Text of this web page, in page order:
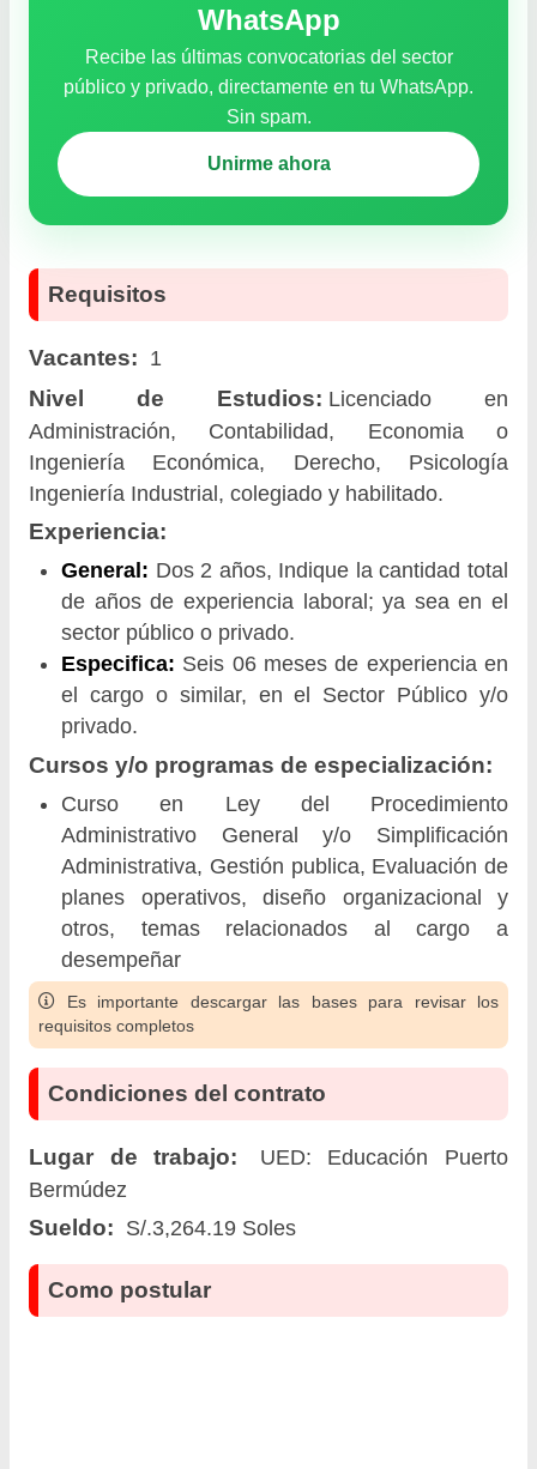
WhatsApp
Recibe las últimas convocatorias del sector
público y privado, directamente en tu WhatsApp.
Sin spam.
Unirme ahora
Requisitos
Vacantes: 1
Nivel de Estudios: Licenciado en
Administración, Contabilidad, Economia o
Ingeniería Económica, Derecho, Psicología
Ingeniería Industrial, colegiado y habilitado.
Experiencia:
General: Dos 2 años, Indique la cantidad total
de años de experiencia laboral; ya sea en el
sector público o privado.
Especifica: Seis 06 meses de experiencia en
el cargo o similar, en el Sector Público y/o
privado.
Cursos y/o programas de especialización:
Curso en Ley del Procedimiento
Administrativo General y/o Simplificación
Administrativa, Gestión publica, Evaluación de
planes operativos, diseño organizacional y
otros, temas relacionados al cargo a
desempeñar
Es importante descargar las bases para revisar los
requisitos completos
Condiciones del contrato
Lugar de trabajo:
UED: Educación Puerto
Bermúdez
Sueldo: S/.3,264.19 Soles
Como postular